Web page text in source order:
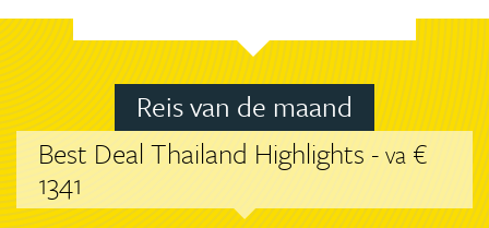
Reis van de maand
Best Deal Thailand Highlights -va €
1341